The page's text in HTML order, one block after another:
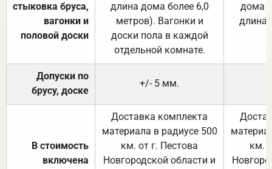
стыковка бруса,
вагонки и
половой доски
длина дома более 6,0
метров). Вагонки и
доски пола в каждой
отдельной комнате.
дома
длина
Допуски по
брусу, доске
+/- 5 мм.
В стоимость
включена
Доставка комплекта
материала в радиусе 500
км. от г. Пестова
Новгородской области и
км.